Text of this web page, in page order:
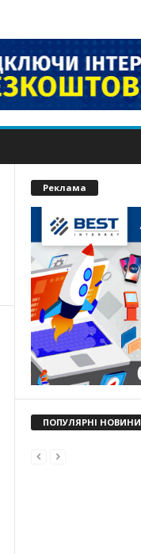
Реклама
ПОПУЛЯРНІ НОВИНИ